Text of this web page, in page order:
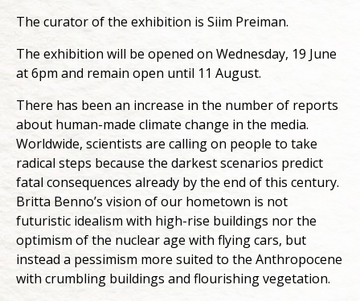
The curator of the exhibition is Siim Preiman.
The exhibition will be opened on Wednesday, 19 June
at 6pm and remain open until 11 August.
There has been an increase in the number of reports
about human-made climate change in the media.
Worldwide, scientists are calling on people to take
radical steps because the darkest scenarios predict
fatal consequences already by the end of this century.
Britta Benno’s vision of our hometown is not
futuristic idealism with high-rise buildings nor the
optimism of the nuclear age with flying cars, but
instead a pessimism more suited to the Anthropocene
with crumbling buildings and flourishing vegetation.